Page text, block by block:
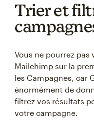
Trier et
Vous ne pourrez pas
Mailchimp sur la
les Campagnes, car
énormément de
filtrez vos résultats
votre campagne.